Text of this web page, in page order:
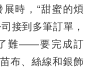
時，“甜蜜的煩
接到多筆訂單，
難——要完成訂
布、絲線和銀飾